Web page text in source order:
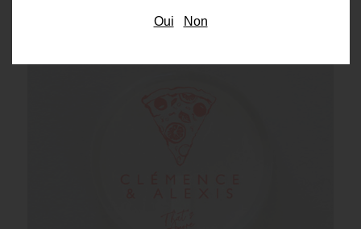
Oui Non